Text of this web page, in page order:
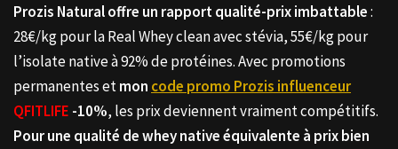
Prozis Natural offre un rapport qualité-prix imbattable:
28€/kg pour la Real Whey clean avec stévia, 55€/kg pour
l’isolate native à 92% de protéines. Avec promotions
permanentes etmon code promo Prozis influenceur
QFITLIFE -10%, les prix deviennent vraiment compétitifs.
Pour une qualité de whey native équivalente à prix bien